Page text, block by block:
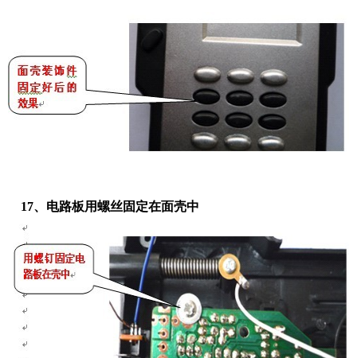
17、电路板用螺丝固定在面壳中